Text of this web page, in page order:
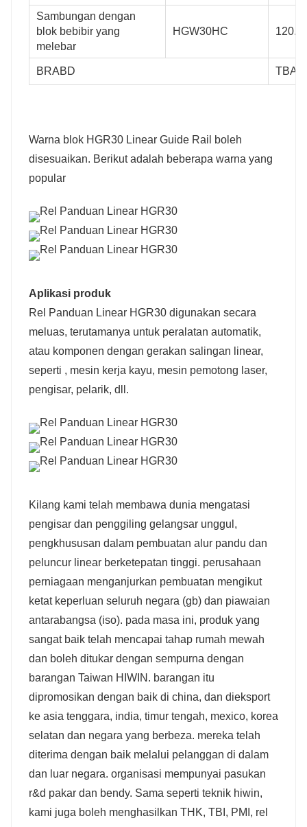
Sambungan dengan
blok bebibir yang
melebar
HGW30HC 120.4
BRABD TBAI
Warna blok HGR30 Linear Guide Rail boleh
disesuaikan. Berikut adalah beberapa warna yang
popular
Aplikasi produk
Rel Panduan Linear HGR30 digunakan secara
meluas, terutamanya untuk peralatan automatik,
atau komponen dengan gerakan salingan linear,
seperti , mesin kerja kayu, mesin pemotong laser,
pengisar, pelarik, dll.
Kilang kami telah membawa dunia mengatasi
pengisar dan penggiling gelangsar unggul,
pengkhususan dalam pembuatan alur pandu dan
peluncur linear berketepatan tinggi. perusahaan
perniagaan menganjurkan pembuatan mengikut
ketat keperluan seluruh negara (gb) dan piawaian
antarabangsa (iso). pada masa ini, produk yang
sangat baik telah mencapai tahap rumah mewah
dan boleh ditukar dengan sempurna dengan
barangan Taiwan HIWIN. barangan itu
dipromosikan dengan baik di china, dan dieksport
ke asia tenggara, india, timur tengah, mexico, korea
selatan dan negara yang berbeza. mereka telah
diterima dengan baik melalui pelanggan di dalam
dan luar negara. organisasi mempunyai pasukan
r&d pakar dan bendy. Sama seperti teknik hiwin,
kami juga boleh menghasilkan THK, TBI, PMI, rel
Z0 / ZA / ZB